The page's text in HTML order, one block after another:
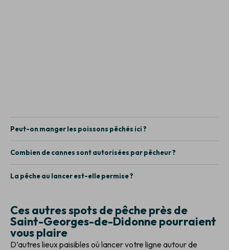
Peut-on manger les poissons pêchés ici ?
Combien de cannes sont autorisées par pêcheur ?
La pêche au lancer est-elle permise ?
Ces autres spots de pêche près de
Saint-Georges-de-Didonne pourraient
vous plaire
D’autres lieux paisibles où lancer votre ligne autour de